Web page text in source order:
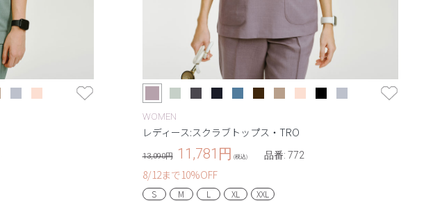
WOMEN
レディース:スクラブトップス・TRO
13,090円 11,781 円 (税込) 品番: 772
8/12まで10%OFF
S M L XL XXL